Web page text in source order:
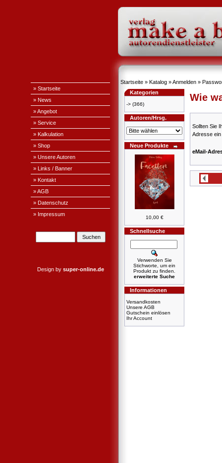
» Startseite
» News
» Angebot
» Service
» Kalkulation
» Shop
» Unsere Autoren
» Links / Banner
» Kontakt
» AGB
» Datenschutz
» Impressum
Design by super-online.de
Startseite » Katalog »Anmelden »
Kategorien
-> (366)
Autoren/Hrsg.
Neue Produkte
10,00 €
Schnellsuche
Verwenden Sie
Stichworte, um ein
Produkt zu finden.
erweiterte Suche
Informationen
Versandkosten
Unsere AGB
Gutschein einlösen
Ihr Account
Wie
Sollten Sie
Adresse
eMail-